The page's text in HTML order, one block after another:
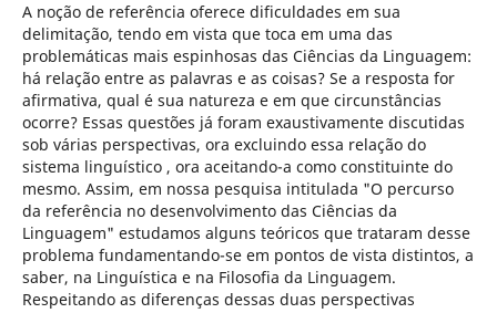
A noção de referência oferece dificuldades em sua
delimitação, tendo em vista que toca em uma das
problemáticas mais espinhosas das Ciências da Linguagem:
há relação entre as palavras e as coisas? Se a resposta for
afirmativa, qual é sua natureza e em que circunstâncias
ocorre? Essas questões já foram exaustivamente discutidas
sob várias perspectivas, ora excluindo essa relação do
sistema linguístico , ora aceitando-a como constituinte do
mesmo. Assim, em nossa pesquisa intitulada "O percurso
da referência no desenvolvimento das Ciências da
Linguagem" estudamos alguns teóricos que trataram desse
problema fundamentando-se em pontos de vista distintos, a
saber, na Linguística e na Filosofia da Linguagem.
Respeitando as diferenças dessas duas perspectivas